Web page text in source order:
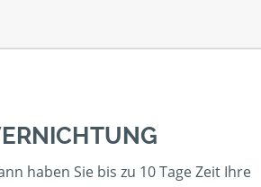
haben Sie bis zu 10 Tage Zeit Ihre